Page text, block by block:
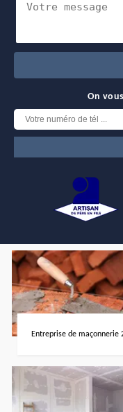
On
Entreprise de maçonnerie